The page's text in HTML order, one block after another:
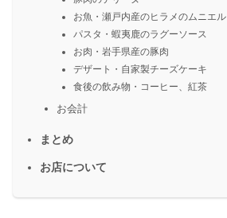
お魚・瀬戸内産のヒラメのムニエル
パスタ・蝦夷鹿のラグーソース
お肉・岩手県産の豚肉
デザート・自家製チーズケーキ
食後の飲み物・コーヒー、紅茶
お会計
まとめ
お店について